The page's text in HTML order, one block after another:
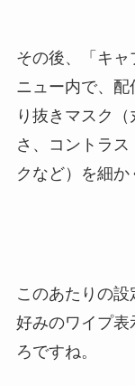
その後、「キャ
ニュー内で、配
り抜きマスク
さ、コントラ
クなど）を細か
このあたりの
好みのワイプ表
ろですね。